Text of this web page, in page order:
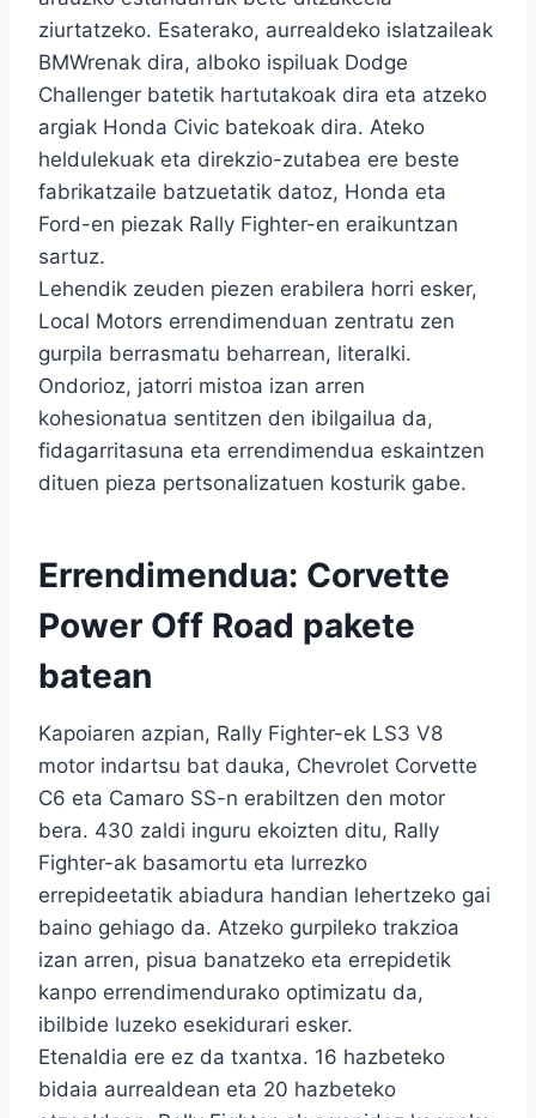
ziurtatzeko. Esaterako, aurrealdeko islatzaileak
BMWrenak dira, alboko ispiluak Dodge
Challenger batetik hartutakoak dira eta atzeko
argiak Honda Civic batekoak dira. Ateko
heldulekuak eta direkzio-zutabea ere beste
fabrikatzaile batzuetatik datoz, Honda eta
Ford-en piezak Rally Fighter-en eraikuntzan
sartuz.
Lehendik zeuden piezen erabilera horri esker,
Local Motors errendimenduan zentratu zen
gurpila berrasmatu beharrean, literalki.
Ondorioz, jatorri mistoa izan arren
kohesionatua sentitzen den ibilgailua da,
fidagarritasuna eta errendimendua eskaintzen
dituen pieza pertsonalizatuen kosturik gabe.
Errendimendua: Corvette
Power Off Road pakete
batean
Kapoiaren azpian, Rally Fighter-ek LS3 V8
motor indartsu bat dauka, Chevrolet Corvette
C6 eta Camaro SS-n erabiltzen den motor
bera. 430 zaldi inguru ekoizten ditu, Rally
Fighter-ak basamortu eta lurrezko
errepideetatik abiadura handian lehertzeko gai
baino gehiago da. Atzeko gurpileko trakzioa
izan arren, pisua banatzeko eta errepidetik
kanpo errendimendurako optimizatu da,
ibilbide luzeko esekidurari esker.
Etenaldia ere ez da txantxa. 16 hazbeteko
bidaia aurrealdean eta 20 hazbeteko